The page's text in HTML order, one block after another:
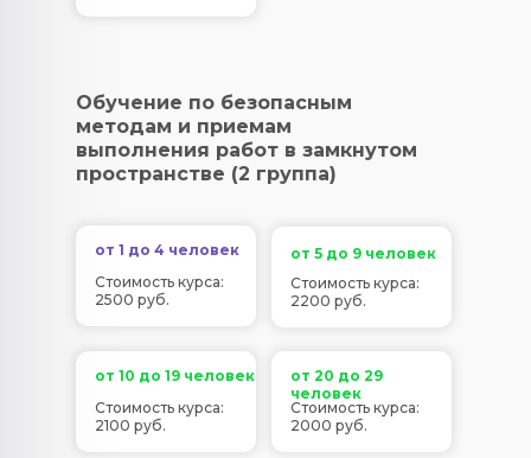
Обучение по безопасным
методам и приемам
выполнения работ в замкнутом
пространстве (2 группа)
от 1 до 4 человек
Стоимость курса:
2500 руб.
от 5 до 9 человек
от 10 до 19 человек
от 20 до 29
человек
Стоимость курса:
2200 руб.
Стоимость курса:
2100 руб.
Стоимость курса:
2000 руб.